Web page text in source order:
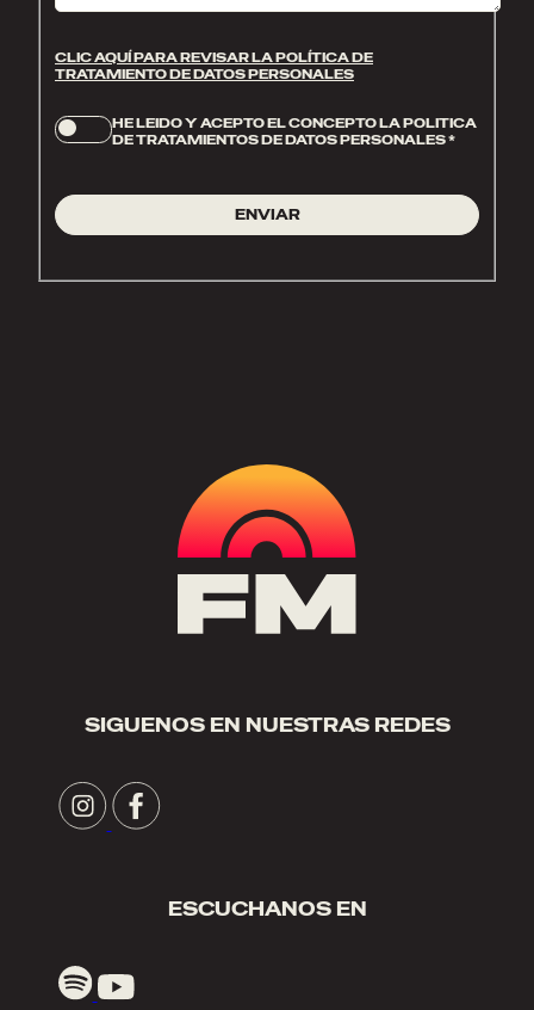
CLIC AQUÍ PARA REVISAR LA POLÍTICA DE
TRATAMIENTO DE DATOS PERSONALES
HE LEIDO Y ACEPTO EL CONCEPTO LA POLITICA
DE TRATAMIENTOS DE DATOS PERSONALES*
ENVIAR
SIGUENOS EN NUESTRAS REDES
ESCUCHANOS EN